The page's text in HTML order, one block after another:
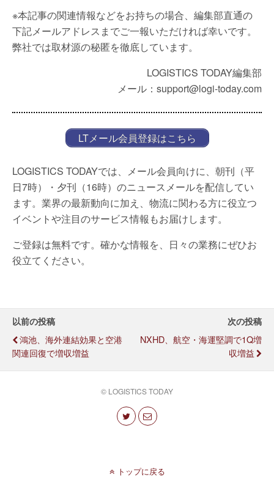
※本記事の関連情報などをお持ちの場合、編集部直通の
下記メールアドレスまでご一報いただければ幸いです。
弊社では取材源の秘匿を徹底しています。
LOGISTICS TODAY編集部
メール：support@logi-today.com
LTメール会員登録はこちら
LOGISTICS TODAYでは、メール会員向けに、朝刊（平
日7時）・夕刊（16時）のニュースメールを配信してい
ます。業界の最新動向に加え、物流に関わる方に役立つ
イベントや注目のサービス情報もお届けします。
ご登録は無料です。確かな情報を、日々の業務にぜひお
役立てください。
以前の投稿
鴻池、海外連結効果と空港
関連回復で増収増益
次の投稿
NXHD、航空・海運堅調で1Q増
収増益
© LOGISTICS TODAY
トップに戻る